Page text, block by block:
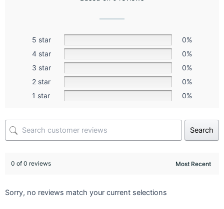
5 star
0%
4 star
0%
3 star
0%
2 star
0%
1 star
0%
Search
0 of 0 reviews
Sorry, no reviews match your current selections